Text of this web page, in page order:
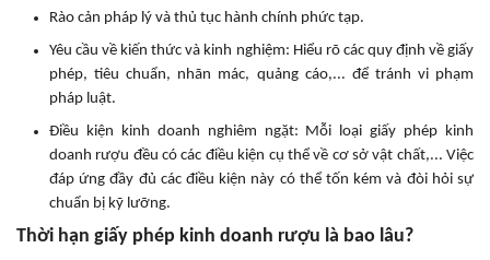
Rào cản pháp lý và thủ tục hành chính phức tạp.
Yêu cầu về kiến thức và kinh nghiệm: Hiểu rõ các quy định về giấy
phép, tiêu chuẩn, nhãn mác, quảng cáo,... để tránh vi phạm
pháp luật.
Điều kiện kinh doanh nghiêm ngặt: Mỗi loại giấy phép kinh
doanh rượu đều có các điều kiện cụ thể về cơ sở vật chất,... Việc
đáp ứng đầy đủ các điều kiện này có thể tốn kém và đòi hỏi sự
chuẩn bị kỹ lưỡng.
Thời hạn giấy phép kinh doanh rượu là bao lâu?